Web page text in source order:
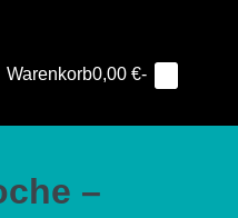
Warenkorb
Warenkorb0,00 €-
–